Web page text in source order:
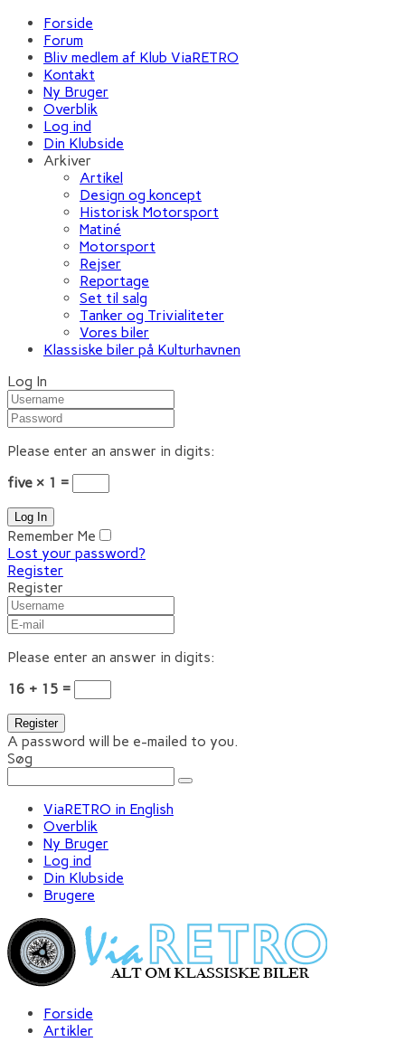
Forside
Forum
Bliv medlem af Klub ViaRETRO
Kontakt
Ny Bruger
Overblik
Log ind
Din Klubside
Arkiver
Artikel
Design og koncept
Historisk Motorsport
Matiné
Motorsport
Rejser
Reportage
Set til salg
Tanker og Trivialiteter
Vores biler
Klassiske biler på Kulturhavnen
Log In
Please enter an answer in digits:
five × 1 =
Remember Me
Lost your password?
Register
Register
Please enter an answer in digits:
16 + 15 =
A password will be e-mailed to you.
Søg
ViaRETRO in English
Overblik
Ny Bruger
Log ind
Din Klubside
Brugere
Forside
Artikler